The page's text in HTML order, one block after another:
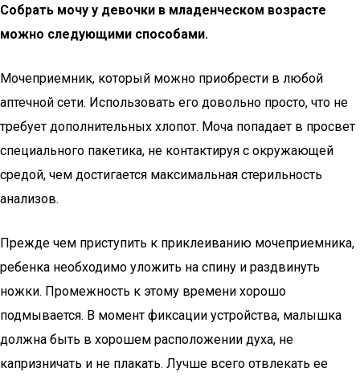
Собрать мочу у девочки в младенческом возрасте
можно следующими способами.
Мочеприемник, который можно приобрести в любой
аптечной сети. Использовать его довольно просто, что не
требует дополнительных хлопот. Моча попадает в просвет
специального пакетика, не контактируя с окружающей
средой, чем достигается максимальная стерильность
анализов.
Прежде чем приступить к приклеиванию мочеприемника,
ребенка необходимо уложить на спину и раздвинуть
ножки. Промежность к этому времени хорошо
подмывается. В момент фиксации устройства, малышка
должна быть в хорошем расположении духа, не
капризничать и не плакать. Лучше всего отвлекать ее